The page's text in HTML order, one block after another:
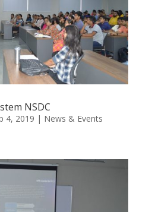
NSDC
4, 2019 | News & Events